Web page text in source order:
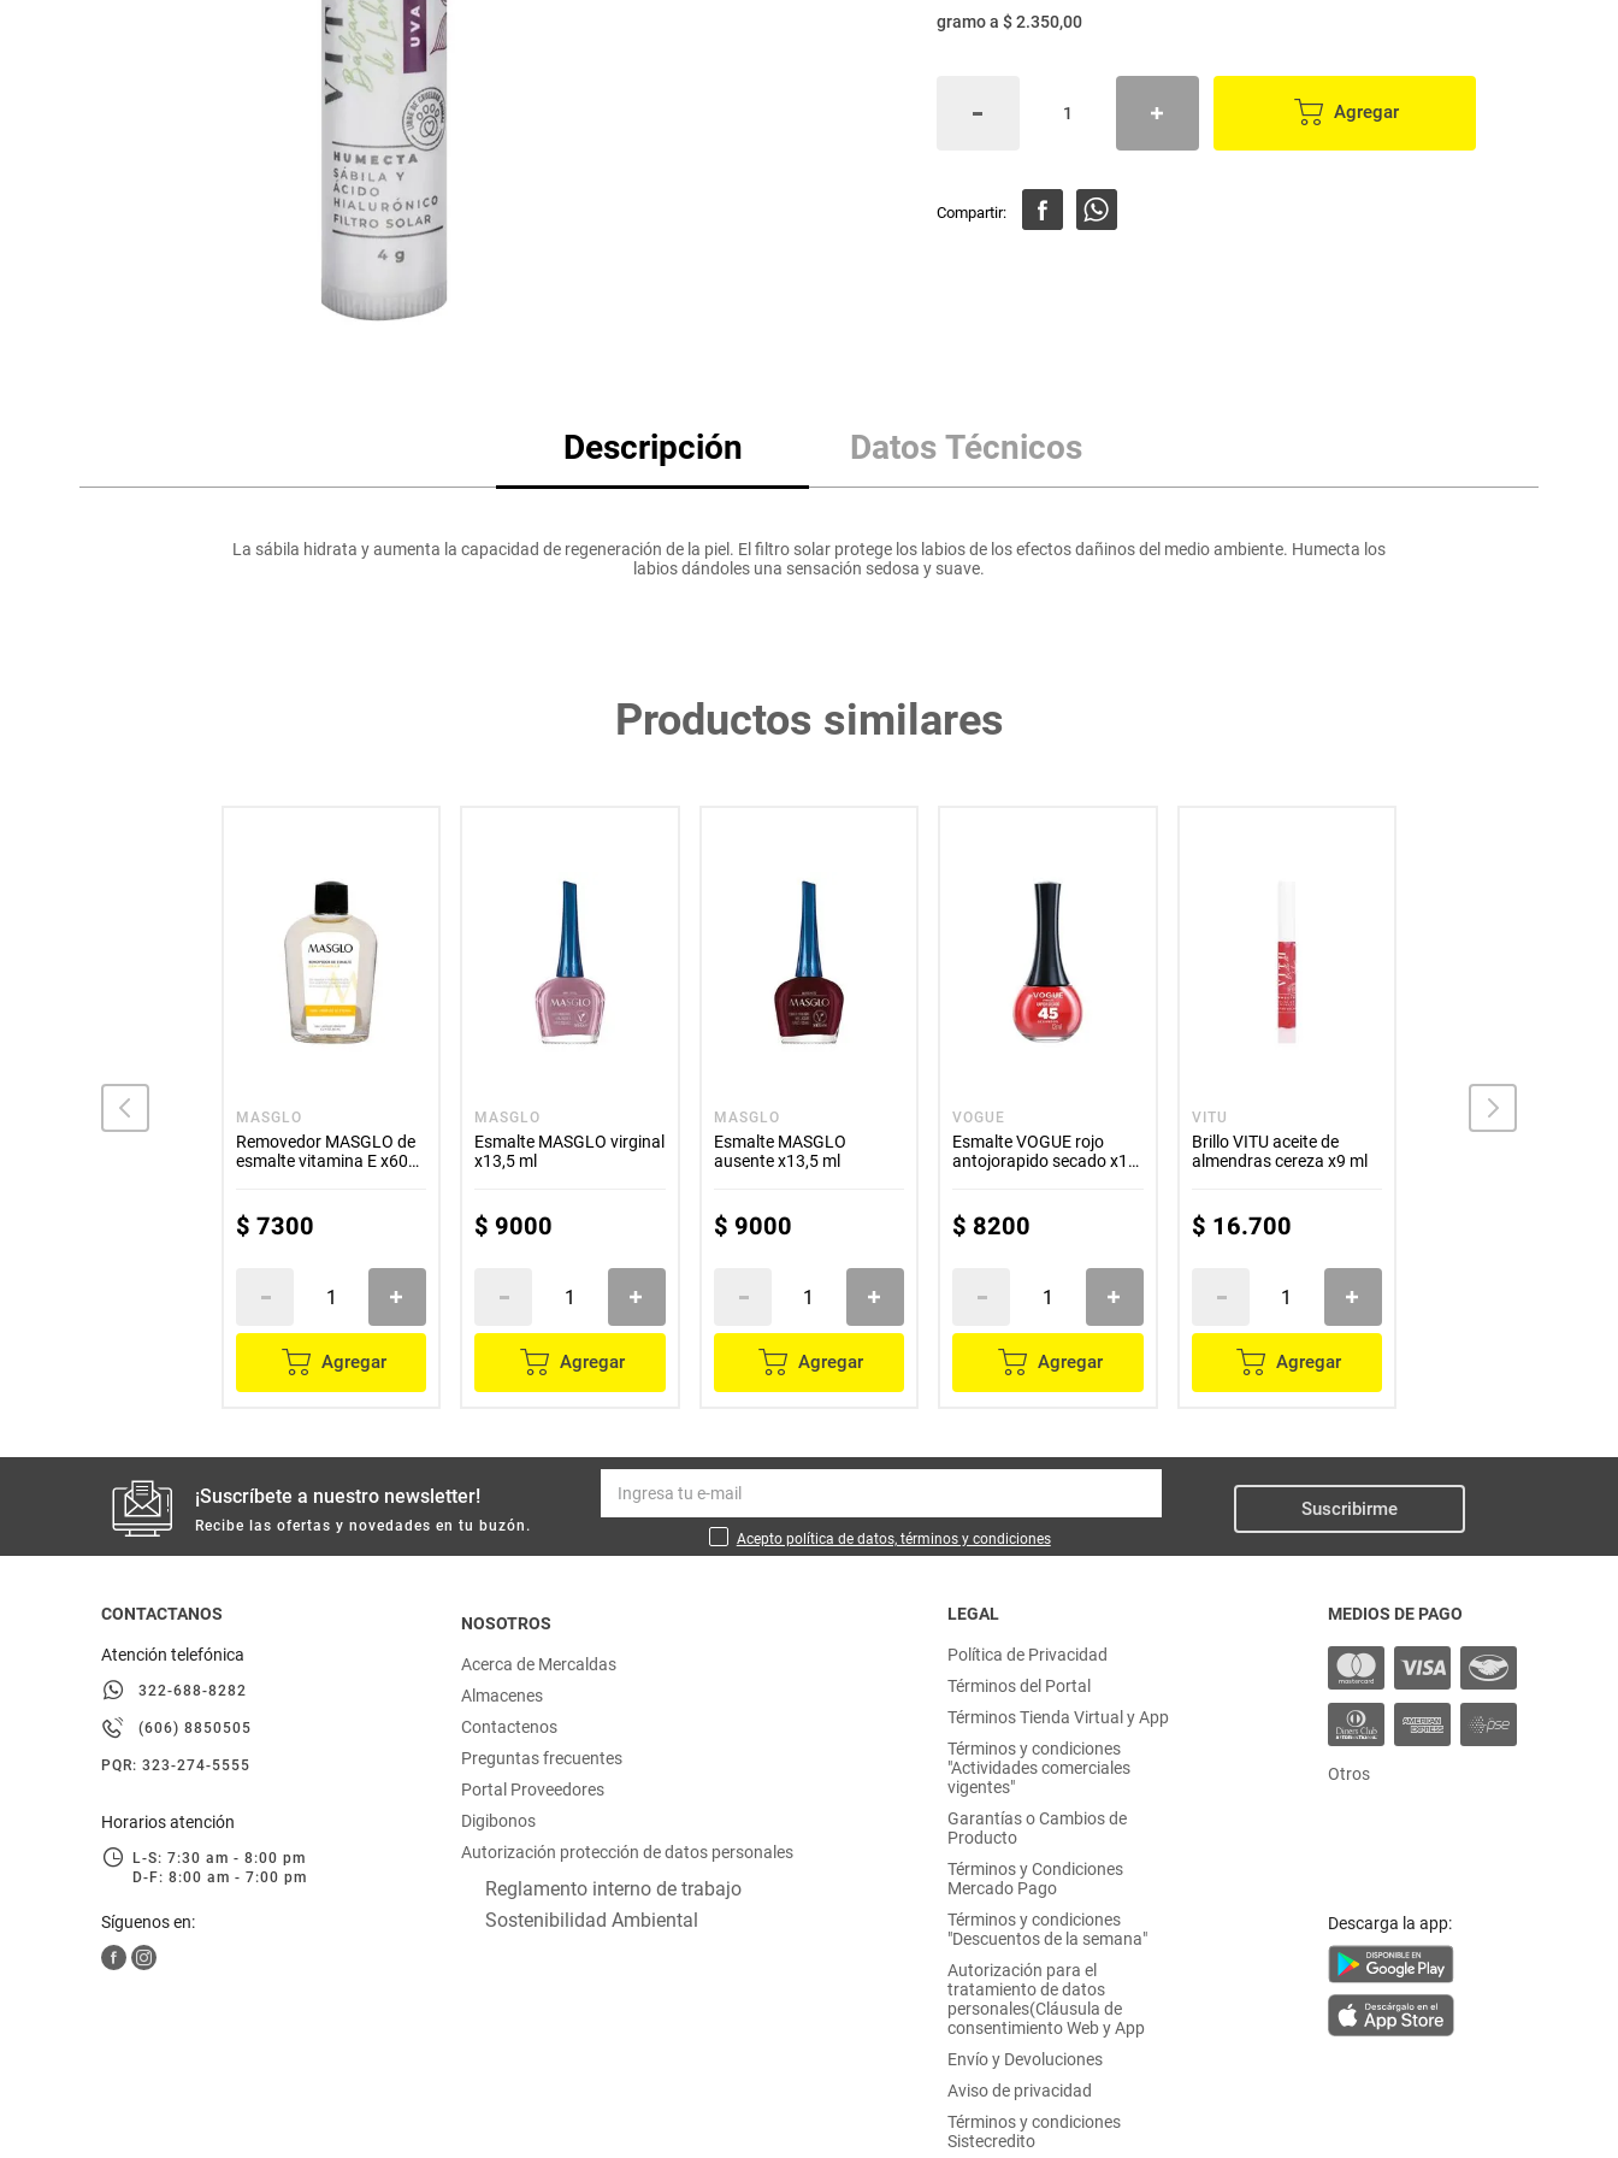
otros
gramoa $ 2.350,00
Agregar
Descripción Datos Técnicos
La sábila hidrata y aumenta la capacidad de regeneración de la piel. El filtro solar protege los labios de los efectos dañinos del medio ambiente. Humecta los
labios dándoles una sensación sedosa y suave.
Productos similares
MASGLO
Removedor MASGLO de
esmalte vitamina E x60
$ 7300
Agregar
MASGLO
Esmalte MASGLO virginal
x13,5 ml
$ 9000
Agregar
MASGLO
Esmalte MASGLO
ausente x13,5 ml
$ 9000
Agregar
VOGUE
Esmalte VOGUE rojo
antojorapido secado x12
$ 8200
Agregar
VITU
Brillo VITU aceite de
almendras cereza x9 ml
$ 16.700
Agregar
¡Suscríbete a nuestro newsletter!
Recibe las ofertas y novedades en tu buzón.
Acepto política de datos, términos y condiciones
Suscribirme
CONTACTANOS
Atención telefónica
322-688-8282
(606) 8850505
PQR: 323-274-5555
Horarios atención
L-S: 7:30 am - 8:00 pm
D-F: 8:00 am - 7:00 pm
Síguenos en:
NOSOTROS
Acerca de Mercaldas
Almacenes
Contactenos
Preguntas frecuentes
Portal Proveedores
Digibonos
Autorización protección de datos personales
Reglamento interno de trabajo
Sostenibilidad Ambiental
LEGAL
Política de Privacidad
Términos del Portal
Términos Tienda Virtual y App
Términos y condiciones
"Actividades comerciales
vigentes"
Garantías o Cambios de
Producto
Términos y Condiciones
Mercado Pago
Términos y condiciones
"Descuentos de la semana"
Autorización para el
tratamiento de datos
personales(Cláusula de
consentimiento Web y App
Envío y Devoluciones
Aviso de privacidad
Términos y condiciones
Sistecredito
MEDIOS DE PAGO
Otros
Descarga la app:
Arroz